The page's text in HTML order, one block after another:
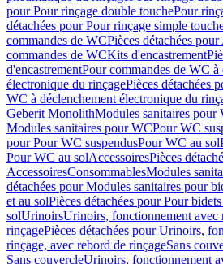
pour Pour rinçage double touchePour
détachées pour Pour rinçage simple
commandes de WCPièces détachées
commandes de WCKits d'encastrement
d'encastrementPour commandes de WC à
électronique du rinçagePièces détachées
WC à déclenchement électronique du
Geberit MonolithModules sanitaires pour
Modules sanitaires pour WCPour WC
pour Pour WC suspendusPour WC au sol
Pour WC au solAccessoiresPièces
AccessoiresConsommablesModules
détachées pour Modules sanitaires pour
et au solPièces détachées pour Pour
solUrinoirsUrinoirs, fonctionnement avec
rinçagePièces détachées pour Urinoirs,
rinçage, avec rebord de rinçageSans
Sans couvercleUrinoirs, fonctionnement